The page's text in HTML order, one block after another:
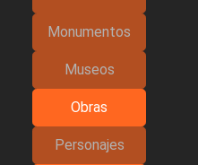
Monumentos
Museos
Obras
Personajes